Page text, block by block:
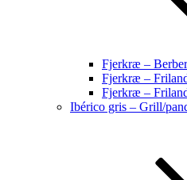
Fjerkræ –
Fjerkræ –
Fjerkræ –
Ibérico gris – Grill/